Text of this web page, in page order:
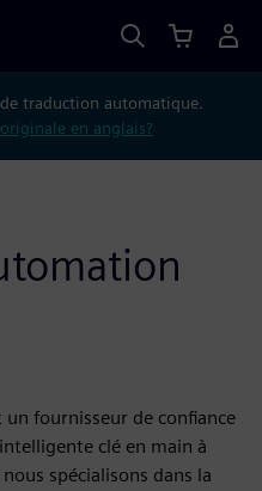
traduction automatique.
en anglais?
un fournisseur de confiance
clé en main à
spécialisons dans la